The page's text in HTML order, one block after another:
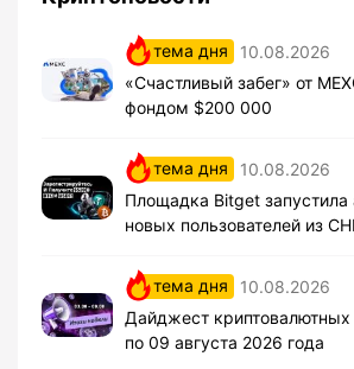
тема дня
10.08.2026
«Счастливый забег» от
фондом $200 000
тема дня
10.08.2026
Площадка Bitget
новых пользователей из
тема дня
10.08.2026
Дайджест криптовалютных
по 09 августа 2026 года